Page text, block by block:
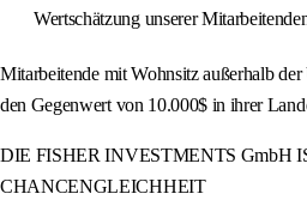
Wertschätzung unserer
Mitarbeitende mit Wohnsitz außerhalb
den Gegenwert von 10.000$ in ihrer
DIE FISHER INVESTMENTS GmbH
CHANCENGLEICHHEIT